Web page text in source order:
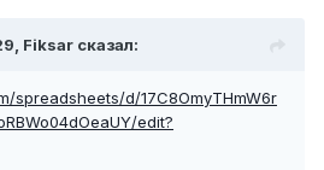
Fiksar сказал:
spreadsheets/d/17C8OmyTHmW6r
edit?